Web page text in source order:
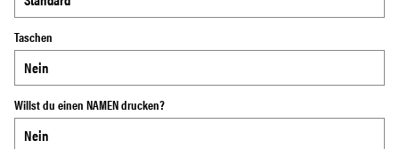
Taschen
Willst du einen NAMEN drucken?